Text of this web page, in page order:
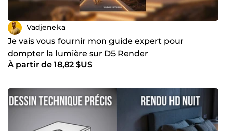
Vadjeneka
Je vais vous fournir mon guide expert pour
dompter la lumière sur D5 Render
À partir de 18,82 $US